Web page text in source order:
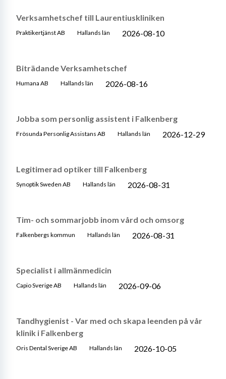
Verksamhetschef till Laurentiuskliniken
Praktikertjänst AB Hallands län 2026-08-10
Biträdande Verksamhetschef
Humana AB Hallands län 2026-08-16
Jobba som personlig assistent i Falkenberg
Frösunda Personlig Assistans AB Hallands län 2026-12-29
Legitimerad optiker till Falkenberg
Synoptik Sweden AB Hallands län 2026-08-31
Tim- och sommarjobb inom vård och omsorg
Falkenbergs kommun Hallands län 2026-08-31
Specialist i allmänmedicin
Capio Sverige AB Hallands län 2026-09-06
Tandhygienist - Var med och skapa leenden på vår
klinik i Falkenberg
Oris Dental Sverige AB Hallands län 2026-10-05